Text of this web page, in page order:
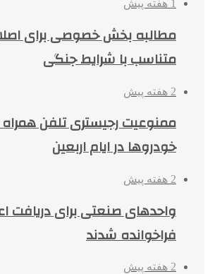
1 هفته پیش
مطالبه بخش خصوصی برای
متناسب با شرایط جنگی
2 هفته پیش
ممنوعیت رجیستری تلفن
خودروها در ایام اربعین
2 هفته پیش
واحدهای صنعتی برای دریافت
فراخوانده شدند
2 هفته پیش